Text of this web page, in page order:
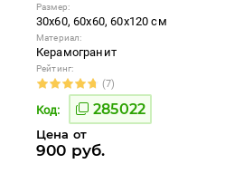
Размер:
30x60, 60x60, 60x120 см
Материал:
Керамогранит
Рейтинг:
(7)
Код: 285022
Цена от
900 руб.